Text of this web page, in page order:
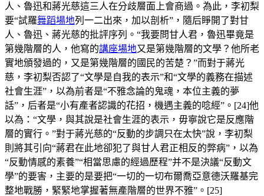
人、魯迅和蔣光慈這三人在分歧層面上會商過。為此，李初梨
要“試羅舞蹈場地列一二出來，加以剖析”，隨后睜開了對甘
人、魯迅、蔣光慈的批評序列。“我要問甘人君，魯迅畢竟是
第幾階層的人，他寫的講座場地又是第幾階層的文學？他所老
實地頒發過的，又是第幾階層的國民的苦楚？”而對于蔣光
慈，李初梨否認了“文學是自我的表示”和“文學的義務在描述
社會生涯”，以為前者是“不雅念論的鬼魂，本位主義的夢
話”，后者是“小有產者認識的花招，機遇主義的唸經”。[24]他
以為：“文學，與其說是社會生涯的表示，毋寧說它是反應階
層的實行。”對于蔣光慈的“反動的步調只在太快”說，李初梨
則將其引向“蔣君在此地卻犯了與甘人君正相反的弊病”，以為
“反動情感的素養”“相當思慮的經過歷程”并不是決議“反動文
學”的要害，主要的是要把“一切的一切布爾喬亞意德沃羅基完
整地戰勝，緊緊地掌握著無產階層的世界不雅”。[25]